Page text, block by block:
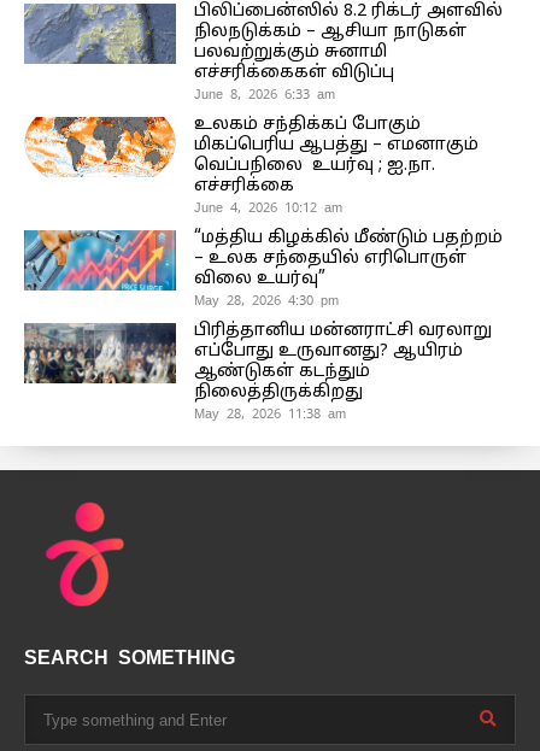
பிலிப்பைன்ஸில் 8.2 ரிக்டர் அளவில்
நிலநடுக்கம் – ஆசியா நாடுகள்
பலவற்றுக்கும் சுனாமி
எச்சரிக்கைகள் விடுப்பு
June 8, 2026 6:33 am
உலகம் சந்திக்கப் போகும்
மிகப்பெரிய ஆபத்து – எமனாகும்
வெப்பநிலை உயர்வு ; ஐ.நா.
எச்சரிக்கை
June 4, 2026 10:12 am
“மத்திய கிழக்கில் மீண்டும் பதற்றம்
– உலக சந்தையில் எரிபொருள்
விலை உயர்வு”
May 28, 2026 4:30 pm
பிரித்தானிய மன்னராட்சி வரலாறு
எப்போது உருவானது? ஆயிரம்
ஆண்டுகள் கடந்தும்
நிலைத்திருக்கிறது
May 28, 2026 11:38 am
SEARCH SOMETHING